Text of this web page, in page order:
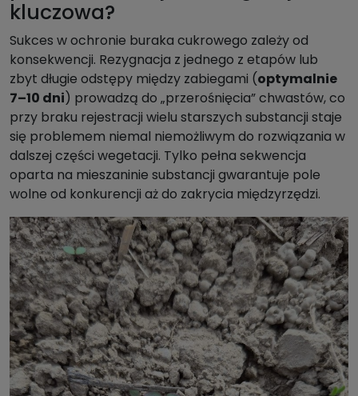
kluczowa?
Sukces w ochronie buraka cukrowego zależy od
konsekwencji. Rezygnacja z jednego z etapów lub
zbyt długie odstępy między zabiegami (optymalnie
7–10 dni) prowadzą do „przerośnięcia” chwastów, co
przy braku rejestracji wielu starszych substancji staje
się problemem niemal niemożliwym do rozwiązania w
dalszej części wegetacji. Tylko pełna sekwencja
oparta na mieszaninie substancji gwarantuje pole
wolne od konkurencji aż do zakrycia międzyrzędzi.